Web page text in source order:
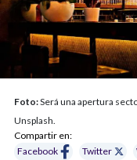
Foto:Será una apertura
Unsplash.
Compartir en:
Facebook
Twitter